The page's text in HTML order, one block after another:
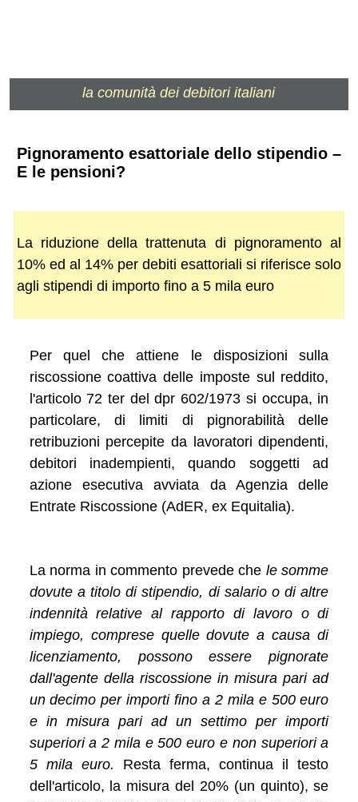
la comunità dei debitori italiani
Pignoramento esattoriale dello stipendio –
E le pensioni?
La riduzione della trattenuta di pignoramento al
10% ed al 14% per debiti esattoriali si riferisce solo
agli stipendi di importo fino a 5 mila euro
Per quel che attiene le disposizioni sulla
riscossione coattiva delle imposte sul reddito,
l'articolo 72 ter del dpr 602/1973 si occupa, in
particolare, di limiti di pignorabilità delle
retribuzioni percepite da lavoratori dipendenti,
debitori inadempienti, quando soggetti ad
azione esecutiva avviata da Agenzia delle
Entrate Riscossione (AdER, ex Equitalia).
La norma in commento prevede che le somme
dovute a titolo di stipendio, di salario o di altre
indennità relative al rapporto di lavoro o di
impiego, comprese quelle dovute a causa di
licenziamento, possono essere pignorate
dall'agente della riscossione in misura pari ad
un decimo per importi fino a 2 mila e 500 euro
e in misura pari ad un settimo per importi
superiori a 2 mila e 500 euro e non superiori a
5 mila euro. Resta ferma, continua il testo
dell'articolo, la misura del 20% (un quinto), se